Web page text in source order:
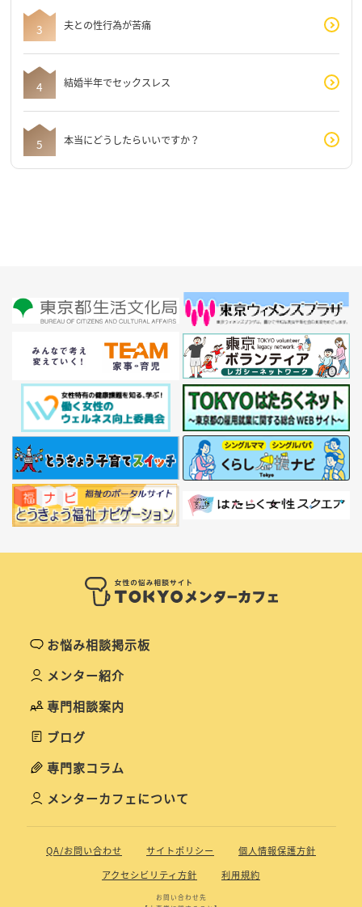
夫との性行為が苦痛
結婚半年でセックスレス
本当にどうしたらいいですか？
お悩み相談掲示板
メンター紹介
専門相談案内
ブログ
専門家コラム
メンターカフェについて
QA/お問い合わせ サイトポリシー
個人情報保護方針
アクセシビリティ方針
利用規約
お問い合わせ先